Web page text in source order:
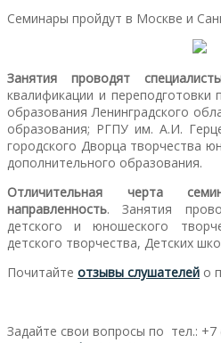
Семинары пройдут в Москве и
Занятия проводят
квалификации и переподготовки
образования Ленинградского
образования; РГПУ им. А.И.
городского Дворца творчества
дополнительного образования.
Отличительная черта
направленность. Занятия
детского и юношеского
детского творчества, Детских
Почитайте отзывы слушателей о
Задайте свои вопросы по тел.: +7